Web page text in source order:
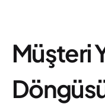
Müşteri